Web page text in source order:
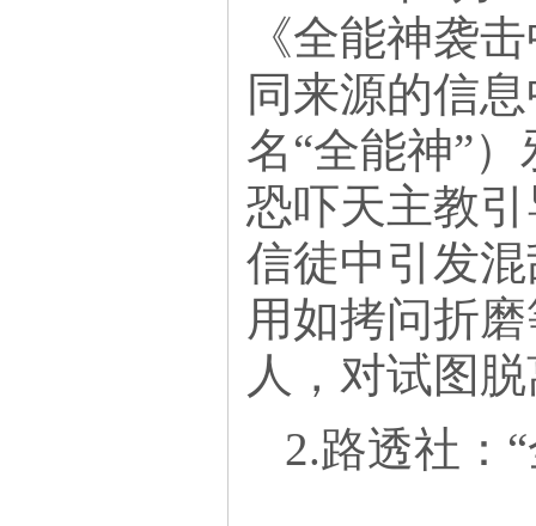
《全能神袭
同来源的信
名“全能神”
恐吓天主教
信徒中引发
用如拷问折
人，对试图
2.路透社：